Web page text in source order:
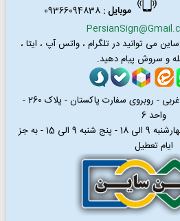
موبایل :
می توانید درتلگرام ، واتس آپ ، ایتا ،
بله و سروش پیام دهید.
تهران - خیابان فاطمی غربی - روبروی سفارت پاکستان - پلاک 260 -
واحد 6
شنبه الی چهارشنبه 9 الی 18 - پنج شنبه 9 الی 15 - به جز
ایام تعطیل